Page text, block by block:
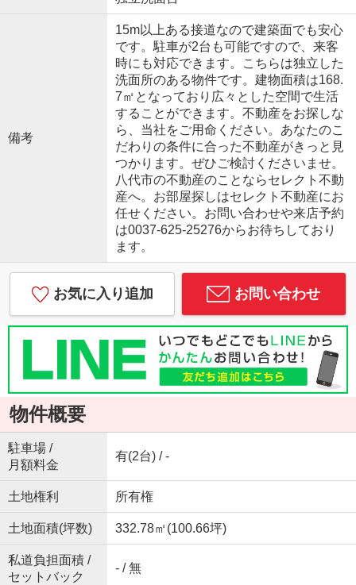
備考
15m以上ある接道なので建築面でも安心
です。駐車が2台も可能ですので、来客
時にも対応できます。こちらは独立した
洗面所のある物件です。建物面積は168.
7㎡となっており広々とした空間で生活
することができます。不動産をお探しな
ら、当社をご用命ください。あなたのこ
だわりの条件に合った不動産がきっと見
つかります。ぜひご検討くださいませ。
八代市の不動産のことならセレクト不動
産へ。お部屋探しはセレクト不動産にお
任せください。お問い合わせや来店予約
は0037-625-25276からお待ちしており
ます。
お気に入り追加 お問い合わせ
物件概要
駐車場 /
月額料金
有(2台) / -
土地権利 所有権
土地面積(坪数) 332.78㎡(100.66坪)
私道負担面積 /
セットバック
- / 無